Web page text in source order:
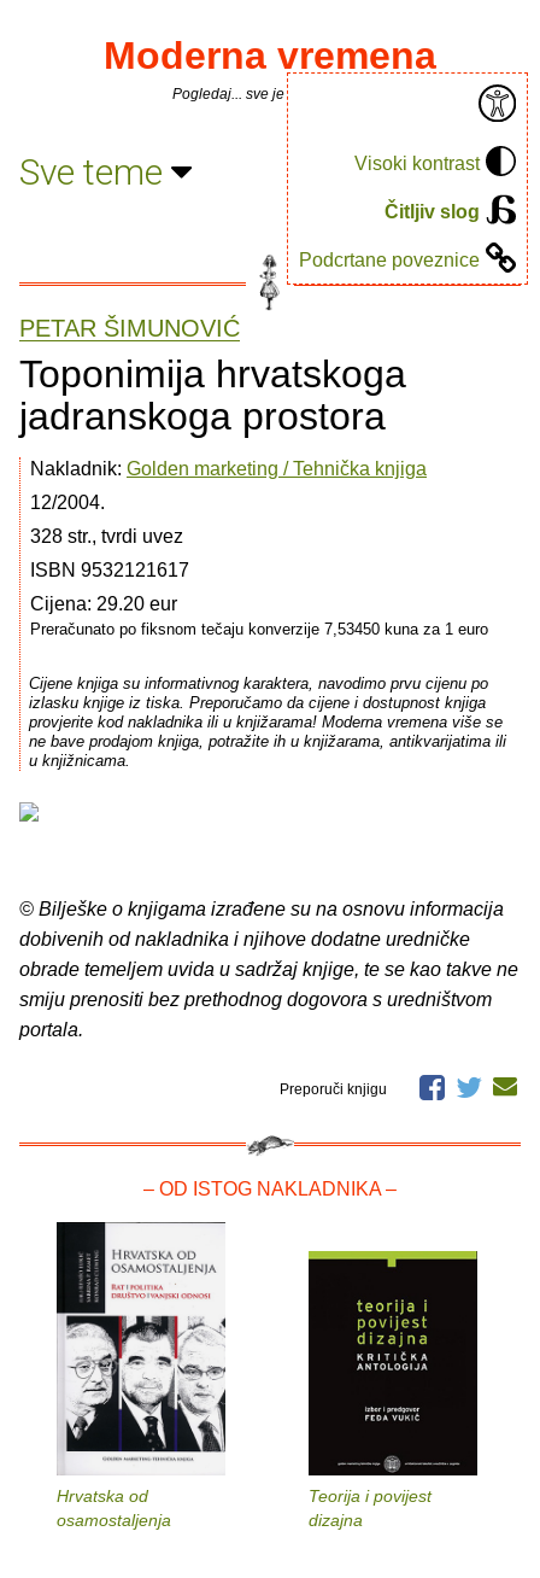
Visoki kontrast
Čitljiv slog
Podcrtane poveznice
Moderna vremena
Pogledaj... sve je puno knjiga.
Sve teme
PETAR ŠIMUNOVIĆ
Toponimija hrvatskoga
jadranskoga prostora
Nakladnik: Golden marketing / Tehnička knjiga
12/2004.
328 str., tvrdi uvez
ISBN 9532121617
Cijena: 29.20 eur
Preračunato po fiksnom tečaju konverzije 7,53450 kuna za 1 euro
Cijene knjiga su informativnog karaktera, navodimo prvu cijenu po
izlasku knjige iz tiska. Preporučamo da cijene i dostupnost knjiga
provjerite kod nakladnika ili u knjižarama! Moderna vremena više se
ne bave prodajom knjiga, potražite ih u knjižarama, antikvarijatima ili
u knjižnicama.
© Bilješke o knjigama izrađene su na osnovu informacija
dobivenih od nakladnika i njihove dodatne uredničke
obrade temeljem uvida u sadržaj knjige, te se kao takve ne
smiju prenositi bez prethodnog dogovora s uredništvom
portala.
Preporuči knjigu
– OD ISTOG NAKLADNIKA –
Hrvatska od
osamostaljenja
Teorija i povijest
dizajna